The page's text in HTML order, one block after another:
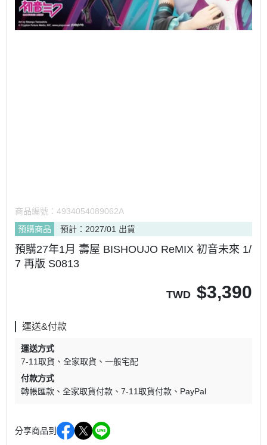
商品編號： 4934054089062A
預購商品
預計：2027/01 出貨
預購27年1月 壽屋 BISHOUJO ReMIX 初音未來 1/
7 再版 S0813
TWD $3,390
運送&付款
運送方式
7-11取貨
全家取貨
一般宅配
付款方式
轉帳匯款
全家取貨付款 7-11取貨付款 PayPal
分享商品到